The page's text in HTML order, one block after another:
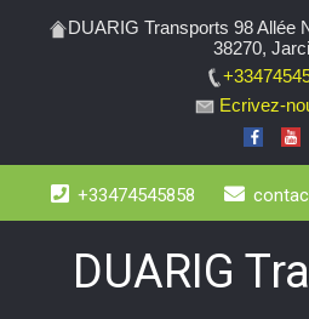
DUARIG Transports 98 Allée
38270,
Ecrivez-
+33474545858
DUARIG